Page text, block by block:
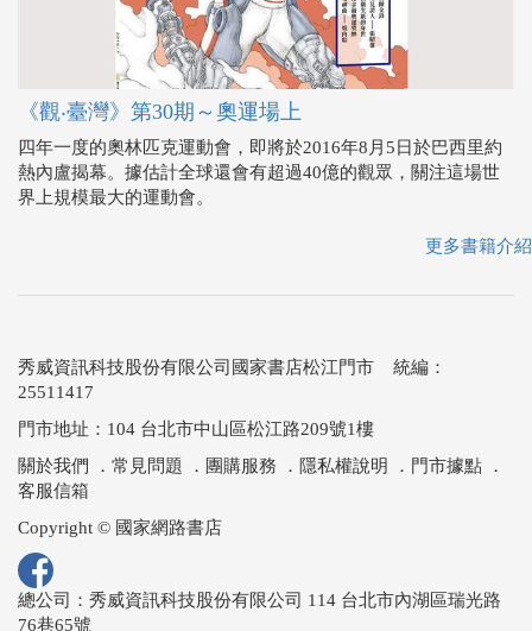
《觀‧臺灣》第30期～奧運場上
四年一度的奧林匹克運動會，即將於2016年8月5日於巴西里約
熱內盧揭幕。據估計全球還會有超過40億的觀眾，關注這場世
界上規模最大的運動會。
更多書籍介紹
秀威資訊科技股份有限公司國家書店松江門市 統編：
25511417
門市地址：104 台北市中山區松江路209號1樓
關於我們
． 常見問題 ． 團購服務 ． 隱私權說明 ． 門市據點 ．
客服信箱
Copyright © 國家網路書店
總公司：秀威資訊科技股份有限公司 114 台北市內湖區瑞光路
76巷65號